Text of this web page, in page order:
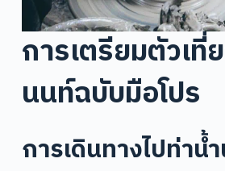
การเตรียมตัวเที่
นนท์ฉบับมือโปร
การเดินทางไปท่าน้